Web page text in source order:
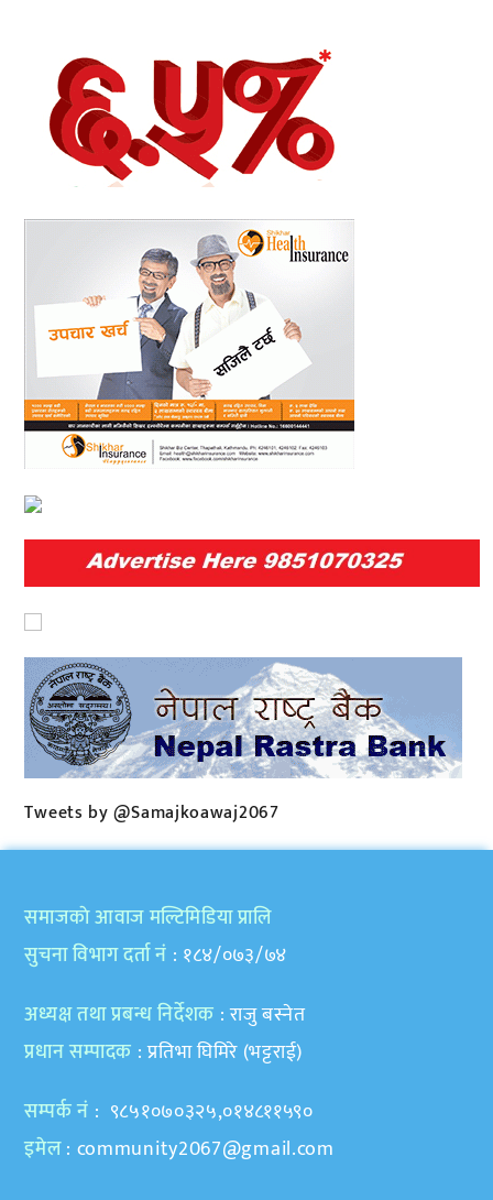
Tweets by @Samajkoawaj2067
समाजकाे आवाज मल्टिमिडिया प्रालि
सुचना विभाग दर्ता नं : १८४/०७३/७४
अध्यक्ष तथा प्रबन्ध निर्देशक : राजु बस्नेत
प्रधान सम्पादक : प्रतिभा घिमिरे (भट्टराई)
सम्पर्क नं : ९८५१०७०३२५,०१४८११५९०
इमेल: community2067@gmail.com